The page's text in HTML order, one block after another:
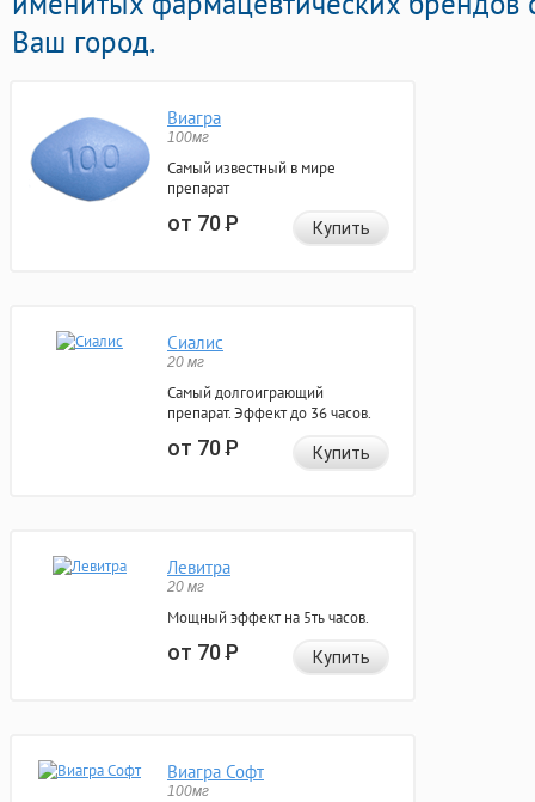
Ваш город.
Виагра
100мг
Самый известный в мире
препарат
от 70Р Купить
Сиалис
20 мг
Самый долгоиграющий
препарат. Эффект до 36 часов.
от 70Р Купить
Левитра
20 мг
Мощный эффект на 5ть часов.
от 70Р Купить
Виагра Софт
100мг